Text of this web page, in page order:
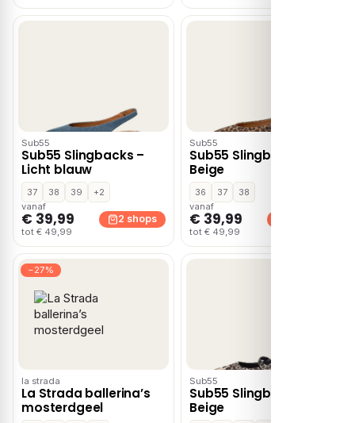
Sub55
Sub55 Slingbacks –
Licht blauw
37 38 39
+2
vanaf
€ 39,99
tot € 49,99
2 shops
Sub55
Sub55 Slingbacks –
Beige
36 37
38
vanaf
€ 39,99
tot € 49,99
−27%
la strada
La Strada ballerina’s
mosterdgeel
Sub55
Sub55 Slingback –
Beige